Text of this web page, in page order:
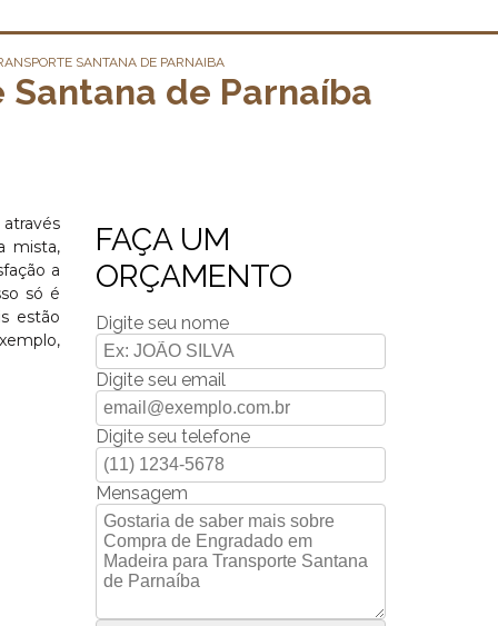
SANTANA DE PARNAIBA
de Parnaíba
mista,
a
só é
estão
FAÇA UM
ORÇAMENTO
Digite seu nome
Digite seu email
Digite seu telefone
Mensagem